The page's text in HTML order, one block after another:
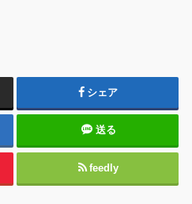
シェア
送る
feedly